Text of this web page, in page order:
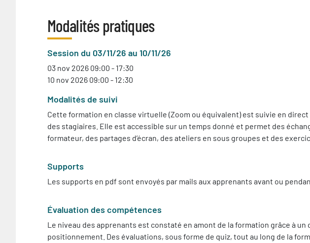
Modalités pratiques
Session du 03/11/26 au 10/11/26
03 nov 2026 09:00 - 17:30
10 nov 2026 09:00 - 12:30
Modalités de suivi
Cette formation en classe virtuelle (Zoom ou équivalent) est suivie en
des stagiaires. Elle est accessible sur un temps donné et permet des
formateur, des partages d’écran, des ateliers en sous groupes et des
Supports
Les supports en pdf sont envoyés par mails aux apprenants avant ou
Évaluation des compétences
Le niveau des apprenants est constaté en amont de la formation grâce à un
positionnement. Des évaluations, sous forme de quiz, tout au long de la